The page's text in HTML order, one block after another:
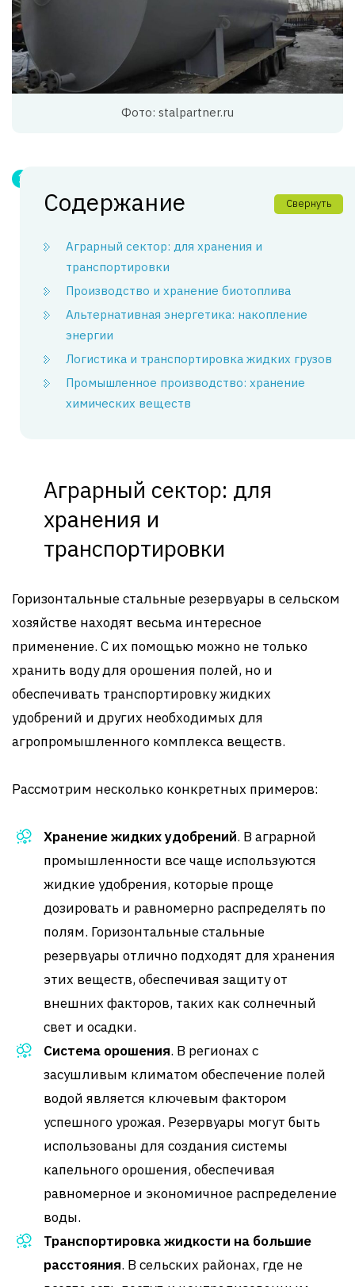
Фото: stalpartner.ru
Содержание Свернуть
Аграрный сектор: для хранения и
транспортировки
Производство и хранение биотоплива
Альтернативная энергетика: накопление
энергии
Логистика и транспортировка жидких грузов
Промышленное производство: хранение
химических веществ
Аграрный сектор: для
хранения и
транспортировки
Горизонтальные стальные резервуары в сельском
хозяйстве находят весьма интересное
применение. С их помощью можно не только
хранить воду для орошения полей, но и
обеспечивать транспортировку жидких
удобрений и других необходимых для
агропромышленного комплекса веществ.
Рассмотрим несколько конкретных примеров:
Хранение жидких удобрений. В аграрной
промышленности все чаще используются
жидкие удобрения, которые проще
дозировать и равномерно распределять по
полям. Горизонтальные стальные
резервуары отлично подходят для хранения
этих веществ, обеспечивая защиту от
внешних факторов, таких как солнечный
свет и осадки.
Система орошения. В регионах с
засушливым климатом обеспечение полей
водой является ключевым фактором
успешного урожая. Резервуары могут быть
использованы для создания системы
капельного орошения, обеспечивая
равномерное и экономичное распределение
воды.
Транспортировка жидкости на большие
расстояния. В сельских районах, где не